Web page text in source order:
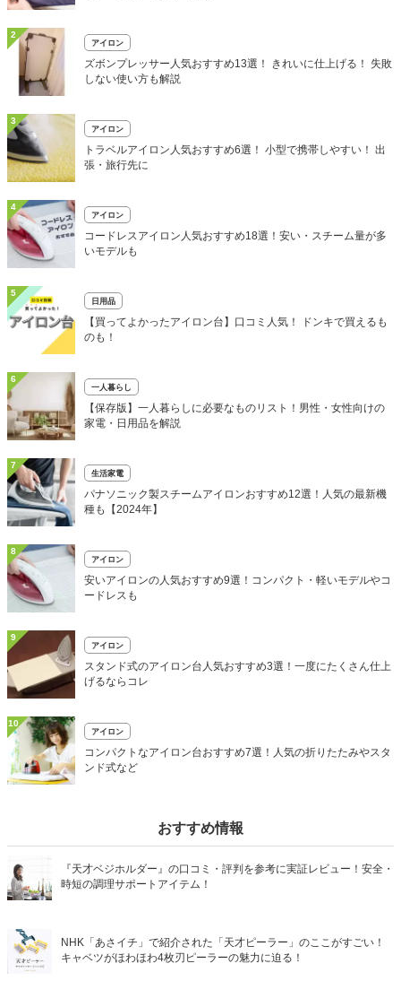
2
アイロン
ズボンプレッサー人気おすすめ13選！ きれいに仕上げる！ 失敗
しない使い方も解説
3
アイロン
トラベルアイロン人気おすすめ6選！ 小型で携帯しやすい！ 出
張・旅行先に
4
アイロン
コードレスアイロン人気おすすめ18選！安い・スチーム量が多
いモデルも
5
日用品
【買ってよかったアイロン台】口コミ人気！ ドンキで買えるも
のも！
6
一人暮らし
【保存版】一人暮らしに必要なものリスト！男性・女性向けの
家電・日用品を解説
7
生活家電
パナソニック製スチームアイロンおすすめ12選！人気の最新機
種も【2024年】
8
アイロン
安いアイロンの人気おすすめ9選！コンパクト・軽いモデルやコ
ードレスも
9
アイロン
スタンド式のアイロン台人気おすすめ3選！一度にたくさん仕上
げるならコレ
10
アイロン
コンパクトなアイロン台おすすめ7選！人気の折りたたみやスタ
ンド式など
おすすめ情報
『天才ベジホルダー』の口コミ・評判を参考に実証レビュー！安全・
時短の調理サポートアイテム！
NHK「あさイチ」で紹介された「天才ピーラー」のここがすごい！
キャベツがほわほわ4枚刃ピーラーの魅力に迫る！